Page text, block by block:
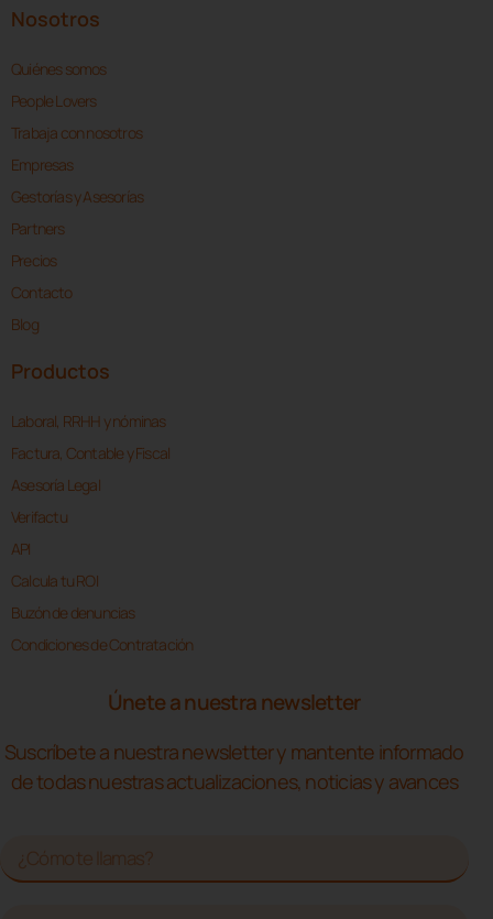
Nosotros
Quiénes somos
People Lovers
Trabaja con nosotros
Empresas
Gestorías y Asesorías
Partners
Precios
Contacto
Blog
Productos
Laboral, RRHH y nóminas
Factura, Contable y Fiscal
Asesoría Legal
Verifactu
API
Calcula tu ROI
Buzón de denuncias
Condiciones de Contratación
Únete a nuestra newsletter
Suscríbete a nuestra newsletter y mantente informado
de todas nuestras actualizaciones, noticias y avances